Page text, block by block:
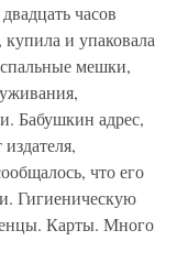
часов
и упаковала
мешки,
Бабушкин адрес,
что его
Гигиеническую
Карты. Много